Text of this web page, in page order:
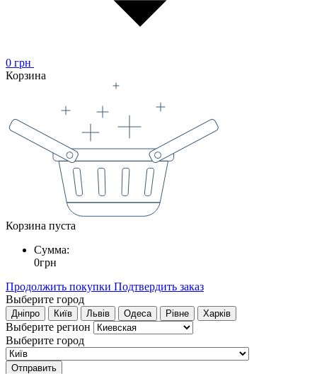
0 грн
Корзина
Корзина пуста
Сумма:
0грн
Продолжить покупки Подтвердить заказ
Выберите город
Дніпро Київ Львів Одеса Рівне Харків
Выберите регион
Выберите город
Отправить